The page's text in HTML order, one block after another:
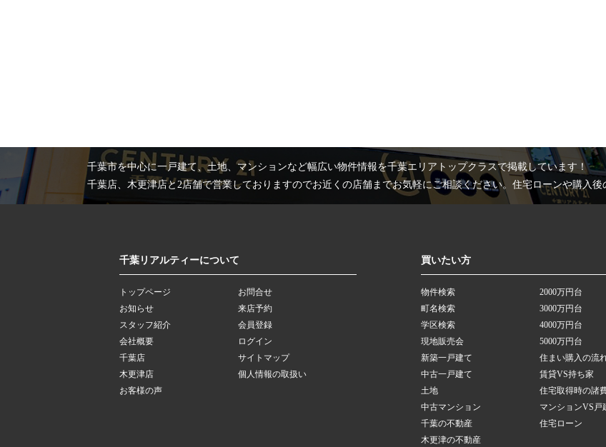
千葉市を中心に一戸建て、土地、マンションなど幅広い物件情報を千葉エリアトップクラスで掲載しています！
千葉店、木更津店と2店舗で営業しておりますのでお近くの店舗までお気軽にご相談ください。住宅ローンや購入
千葉リアルティーについて
トップページ
お知らせ
スタッフ紹介
会社概要
千葉店
木更津店
お客様の声
お問合せ
来店予約
会員登録
ログイン
サイトマップ
個人情報の取扱い
買いたい方
物件検索
町名検索
学区検索
現地販売会
新築一戸建て
中古一戸建て
土地
中古マンション
千葉の不動産
木更津の不動産
2000万円台
3000万円台
4000万円台
5000万円台
住まい購入の流
賃貸VS持ち家
住宅取得時の諸
マンションVS戸
住宅ローン